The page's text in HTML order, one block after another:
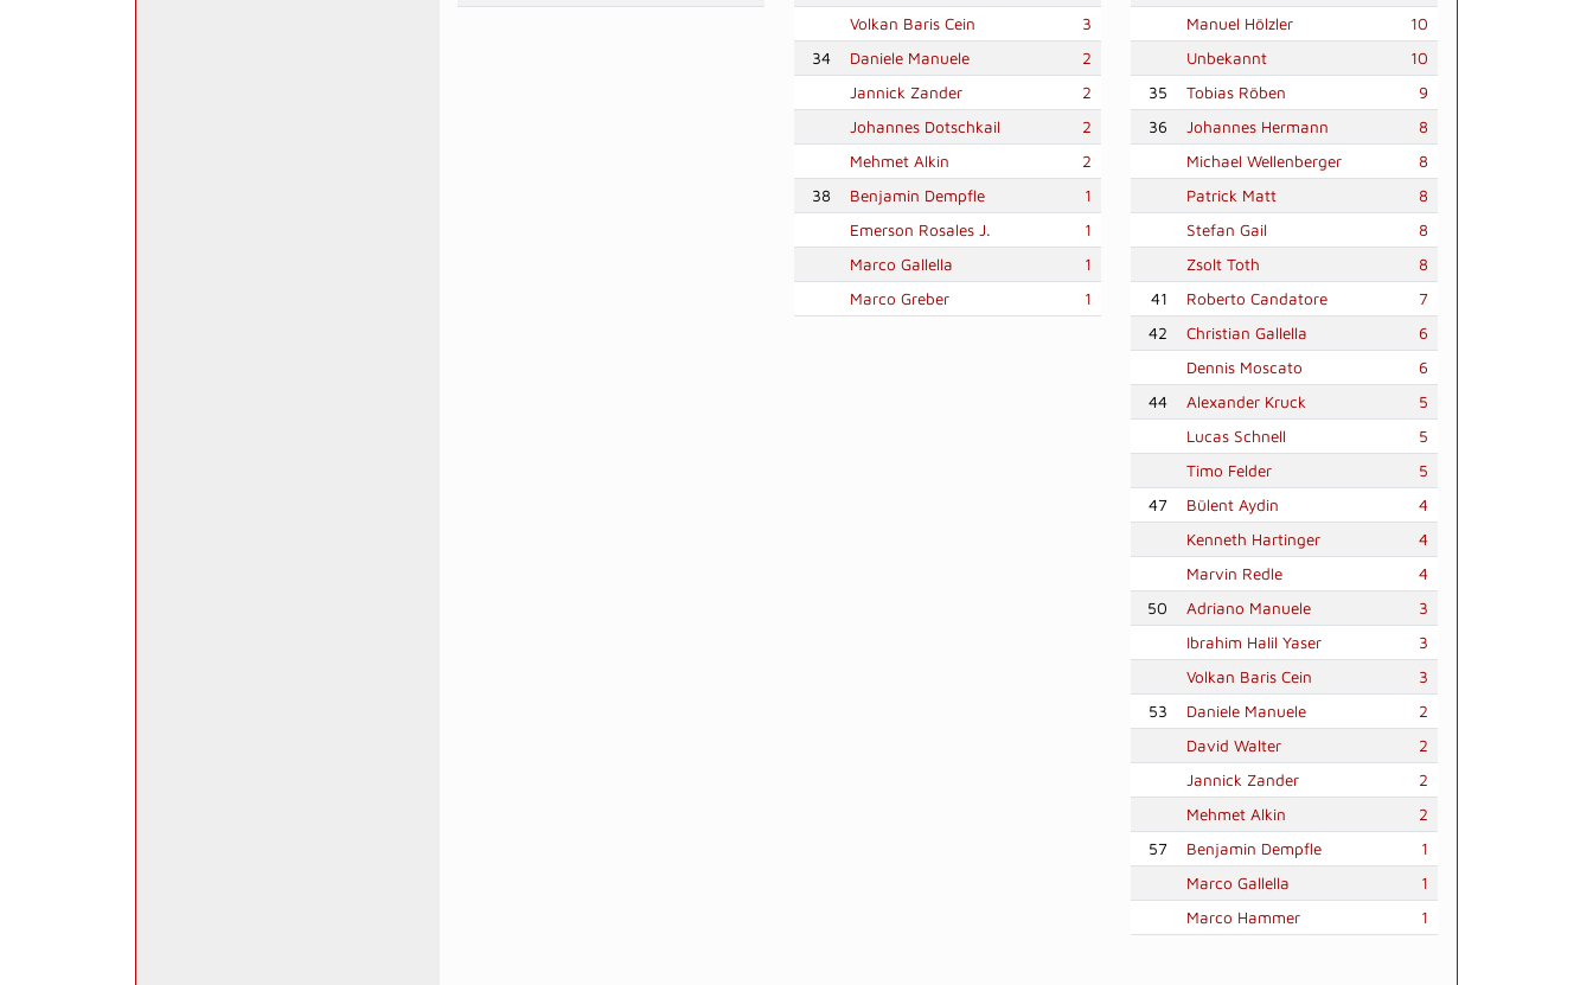
Volkan Baris Cein
3
34
Daniele Manuele
2
Jannick Zander
2
Johannes Dotschkail
2
Mehmet Alkin
2
38
Benjamin Dempfle
1
Emerson Rosales J.
1
Marco Gallella
1
Marco Greber
1
Manuel Hölzler
10
Unbekannt
10
35
Tobias Röben
9
36
Johannes Hermann
8
Michael Wellenberger
8
Patrick Matt
8
Stefan Gail
8
Zsolt Toth
8
41
Roberto Candatore
7
42
Christian Gallella
6
Dennis Moscato
6
44
Alexander Kruck
5
Lucas Schnell
5
Timo Felder
5
47
Bülent Aydin
4
Kenneth Hartinger
4
Marvin Redle
4
50
Adriano Manuele
3
Ibrahim Halil Yaser
3
Volkan Baris Cein
3
53
Daniele Manuele
2
David Walter
2
Jannick Zander
2
Mehmet Alkin
2
57
Benjamin Dempfle
1
Marco Gallella
1
Marco Hammer
1